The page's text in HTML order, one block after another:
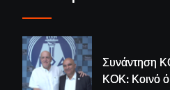
Συνάντηση
ΚΟΚ: Κοινό